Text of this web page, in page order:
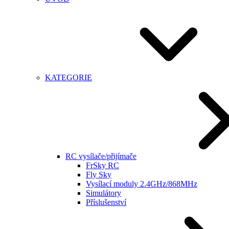
KATEGORIE
RC vysílače/přijímače
FrSky RC
Fly Sky
Vysílací moduly 2.4GHz/868MHz
Simulátory
Příslušenství